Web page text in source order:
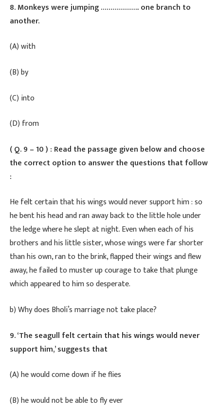
8. Monkeys were jumping ……………….. one branch to
another.
(A) with
(B) by
(C) into
(D) from
( Q. 9 – 10 ) : Read the passage given below and choose
the correct option to answer the questions that follow
:
​He felt certain that his wings would never support him : so
he bent his head and ran away back to the little hole under
the ledge where he slept at night. Even when each of his
brothers and his little sister, whose wings were far shorter
than his own, ran to the brink, flapped their wings and flew
away, he failed to muster up courage to take that plunge
which appeared to him so desperate.
​b) Why does Bholi’s marriage not take place?
9. ‘The seagull felt certain that his wings would never
support him,’ suggests that
(A) he would come down if he flies
(B) he would not be able to fly ever